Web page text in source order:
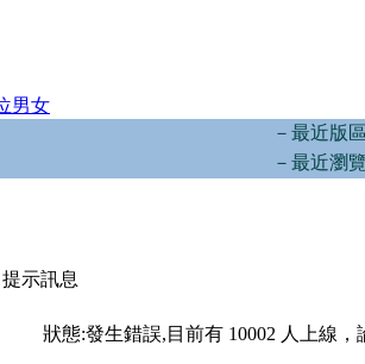
男女
－最近版
－最近瀏
示訊息
狀態:發生錯誤,目前有 10002 人上線